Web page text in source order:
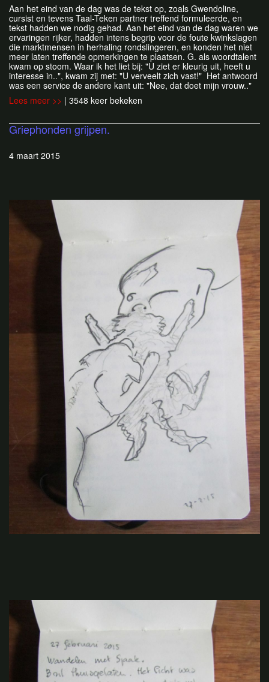
Aan het eind van de dag was de tekst op, zoals Gwendoline,
cursist en tevens Taal-Teken partner treffend formuleerde, en
tekst hadden we nodig gehad. Aan het eind van de dag waren we
ervaringen rijker, hadden intens begrip voor de foute kwinkslagen
die marktmensen in herhaling rondslingeren, en konden het niet
meer laten treffende opmerkingen te plaatsen. G. als woordtalent
kwam op stoom. Waar ik het liet bij: "U ziet er kleurig uit, heeft u
interesse in..", kwam zij met: "U verveelt zich vast!" Het antwoord
was een service de andere kant uit: "Nee, dat doet mijn vrouw.."
Lees meer >> | 3548 keer bekeken
Griephonden grijpen.
4 maart 2015